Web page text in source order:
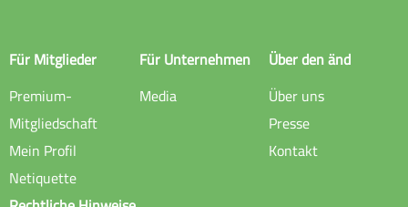
Für Mitglieder
Premium-
Mitgliedschaft
Mein Profil
Netiquette
Für Unternehmen
Media
Über den änd
Über uns
Presse
Kontakt